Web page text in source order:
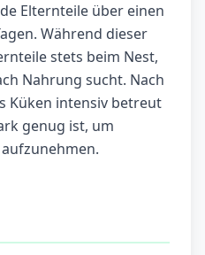
Elternteile über einen
Während dieser
stets beim Nest,
Nahrung sucht. Nach
Küken intensiv betreut
genug ist, um